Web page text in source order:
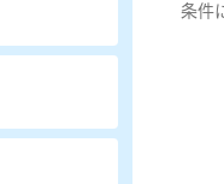
条件